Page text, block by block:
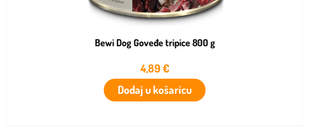
Bewi Dog Goveđe tripice 800 g
4,89€
Dodaj u košaricu